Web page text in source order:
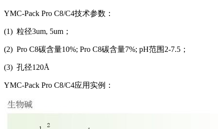
YMC-Pack Pro C8/C4技术参数：
(1) 粒径3um, 5um；
(2) Pro C8碳含量10%; Pro C8碳含量7%; pH范围2-7.5；
(3) 孔径120Å
YMC-Pack Pro C8/C4应用实例：